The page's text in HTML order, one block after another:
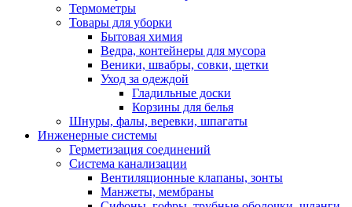
Термометры
Товары для уборки
Бытовая химия
Ведра, контейнеры для мусора
Веники, швабры, совки, щетки
Уход за одеждой
Гладильные доски
Корзины для белья
Шнуры, фалы, веревки, шпагаты
Инженерные системы
Герметизация соединений
Система канализации
Вентиляционные клапаны, зонты
Манжеты, мембраны